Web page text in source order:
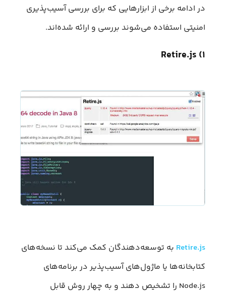
در ادامه برخی از ابزارهایی که برای بررسی آسیب‌پذیری
امنیتی استفاده می‌شوند بررسی و ارائه شده‌اند.
۱) Retire.js
Retire.js به توسعه‌دهندگان کمک می‌کند تا نسخه‌های
کتابخانه‌ها یا ماژول‌های آسیب‌پذیر در برنامه‌های
Node.js را تشخیص دهند و به چهار روش قابل